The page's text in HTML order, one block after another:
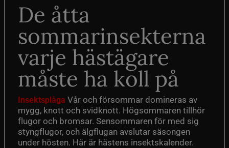
De åtta
sommarinsekterna
varje hästägare
måste ha koll på
Insektsplåga Vår och försommar domineras av
mygg, knott och svidknott. Högsommaren tillhör
flugor och bromsar. Sensommaren för med sig
styngflugor, och älgflugan avslutar säsongen
under hösten. Här är hästens insektskalender.